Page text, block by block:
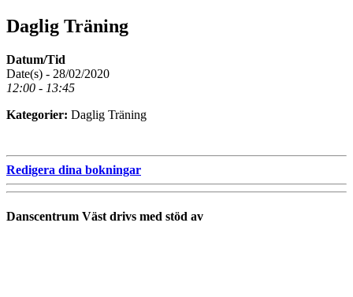
Daglig Träning
Datum/Tid
Date(s) - 28/02/2020
12:00 - 13:45
Kategorier: Daglig Träning
Redigera dina bokningar
Danscentrum Väst drivs med stöd av